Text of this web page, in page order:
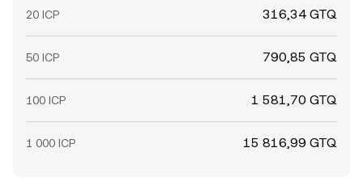
20 ICP 316,34 GTQ
50 ICP 790,85 GTQ
100 ICP 1 581,70 GTQ
1 000 ICP 15 816,99 GTQ